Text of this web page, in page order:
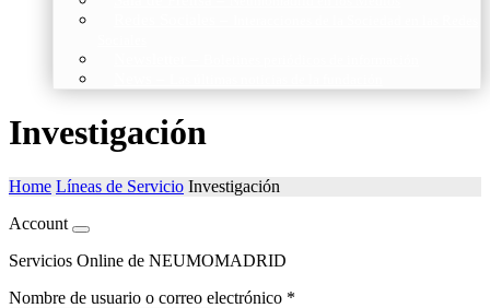
Investigación
Home Líneas de Servicio Investigación
Account
Servicios Online de NEUMOMADRID
Nombre de usuario o correo electrónico *